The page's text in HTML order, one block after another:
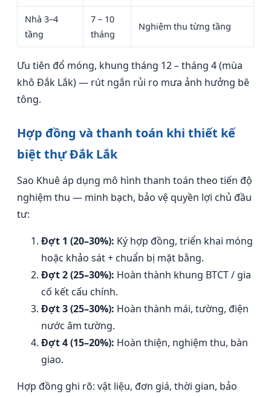
Nhà 3–4
tầng
7 – 10
tháng
Nghiệm thu từng tầng
Ưu tiên đổ móng, khung tháng 12 – tháng 4 (mùa
khô Đắk Lắk) — rút ngắn rủi ro mưa ảnh hưởng bê
tông.
Hợp đồng và thanh toán khi thiết kế
biệt thự Đắk Lắk
Sao Khuê áp dụng mô hình thanh toán theo tiến độ
nghiệm thu — minh bạch, bảo vệ quyền lợi chủ đầu
tư:
Đợt 1 (20–30%): Ký hợp đồng, triển khai móng
hoặc khảo sát + chuẩn bị mặt bằng.
Đợt 2 (25–30%): Hoàn thành khung BTCT / gia
cố kết cấu chính.
Đợt 3 (25–30%): Hoàn thành mái, tường, điện
nước âm tường.
Đợt 4 (15–20%): Hoàn thiện, nghiệm thu, bàn
giao.
Hợp đồng ghi rõ: vật liệu, đơn giá, thời gian, bảo